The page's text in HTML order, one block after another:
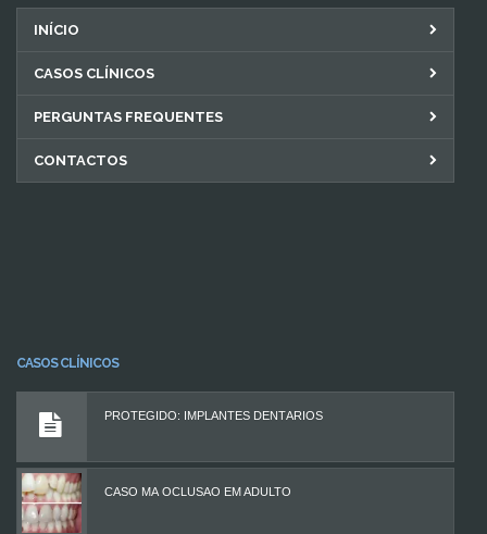
INÍCIO
CASOS CLÍNICOS
PERGUNTAS FREQUENTES
CONTACTOS
CASOS CLÍNICOS
PROTEGIDO: IMPLANTES DENTÁRIOS
CASO MÁ OCLUSÃO EM ADULTO